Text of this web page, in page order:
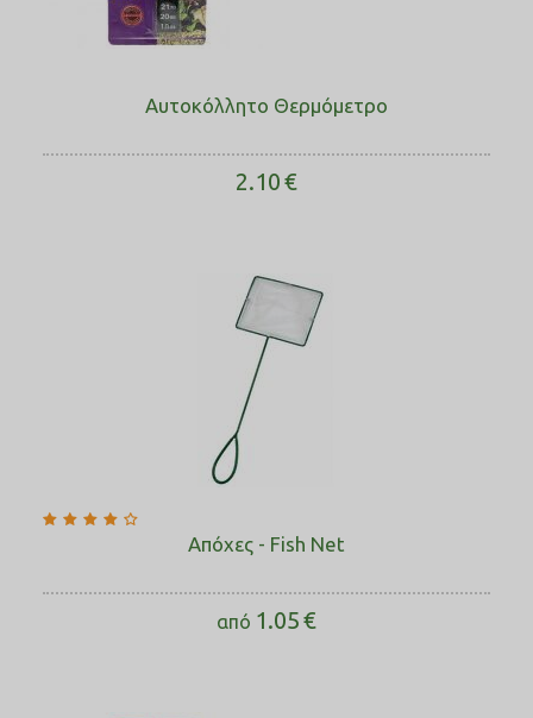
Αυτοκόλλητο Θερμόμετρο
2.10€
Απόχες - Fish Net
από 1.05€